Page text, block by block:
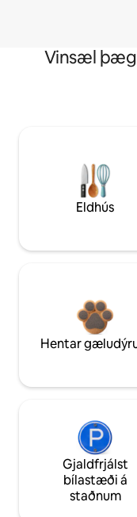
Vinsæl
Eldhús
Hentar
Gjaldfrjálst
bílastæði á
staðnum